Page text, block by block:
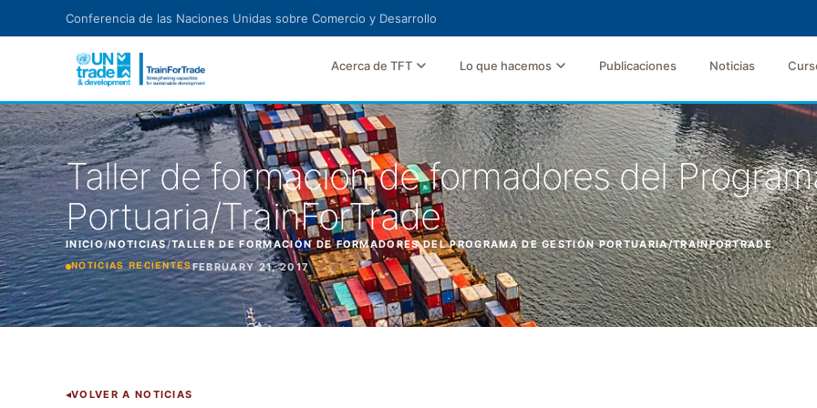
Conferencia de las Naciones Unidas sobre Comercio y Desarrollo
Acerca de TFT Lo que hacemos Publicaciones Noticias
Taller de formación de formadores del
Portuaria/TrainForTrade
INICIO/NOTICIAS/TALLER DE FORMACIÓN DE FORMADORES DEL PROGRAMA DE GESTIÓN PORTUARIA/TRAINFORTRADE
NOTICIAS RECIENTESFEBRUARY 21, 2017
VOLVER A NOTICIAS